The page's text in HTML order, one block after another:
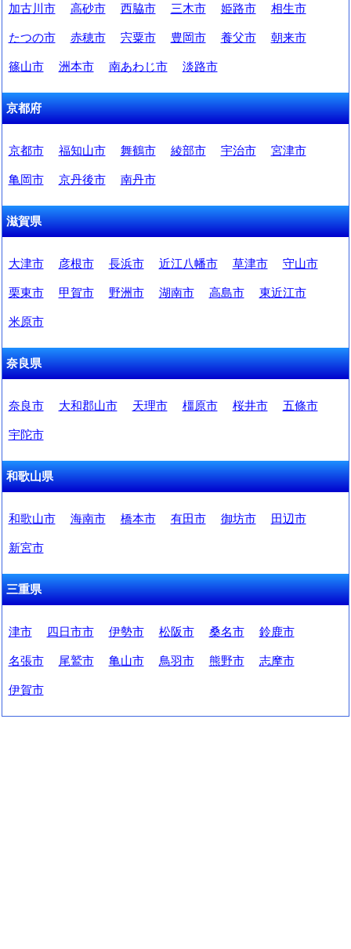
加古川市 高砂市 西脇市 三木市 姫路市 相生市
たつの市 赤穂市 宍粟市 豊岡市 養父市 朝来市
篠山市 洲本市 南あわじ市 淡路市
京都府
京都市 福知山市 舞鶴市 綾部市 宇治市 宮津市
亀岡市 京丹後市 南丹市
滋賀県
大津市 彦根市 長浜市 近江八幡市 草津市 守山市
栗東市 甲賀市 野洲市 湖南市 高島市 東近江市
米原市
奈良県
奈良市 大和郡山市 天理市 橿原市 桜井市 五條市
宇陀市
和歌山県
和歌山市 海南市 橋本市 有田市 御坊市 田辺市
新宮市
三重県
津市 四日市市 伊勢市 松阪市 桑名市 鈴鹿市
名張市 尾鷲市 亀山市 鳥羽市 熊野市 志摩市
伊賀市